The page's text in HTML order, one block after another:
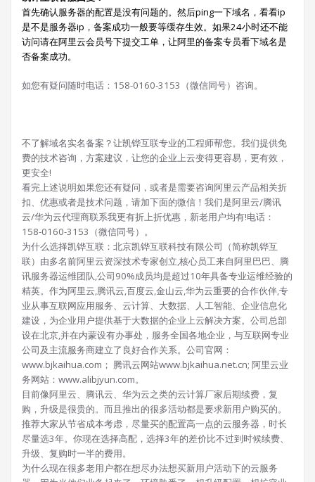
首先确认服务器的配置是没有问题的。然后ping一下域名，看看ip
是不是服务器ip，备案成功一般要等缓存生效。如果24小时还不能
访问请在阿里云会员号下提交工单，让阿里的备案专员看下域名是
否备案成功。
如您有疑问随时电话：158-0160-3153（微信同号）咨询。
不了解域名实名备案？让凯铧互联专业的工程师帮您。我们提供免
费的技术咨询，方案建议，让您的企业上云变得更容易，更有效，
更安全!
看完上述说明如果您还有疑问，或者是需要咨询阿里云产品相关折
扣、优惠或者是技术问题，请加下面的微信！我们是阿里云/腾讯
云/华为云代理商联系我更有折上折优惠，新老用户均有!电话：
158-0160-3153（微信同号）。
为什么选择凯铧互联：北京凯铧互联科技有限公司（简称凯铧互
联）由多名前阿里云资深技术专家创立,核心员工来自阿里巴巴、腾
讯服务器运维团队,公司90%成员均是超过10年具备专业运维经验的
精英。作为阿里云,腾讯云,百度云,金山云,华为云重要的合作伙伴,专
业从事互联网应用服务、云计算、大数据、人工智能、企业信息化
建设，为企业用户提供基于大数据的企业上云解决方案。公司总部
设在北京,并在内蒙设有办事处，服务全国各地企业，与互联网专业
公司及主流服务商建立了良好合作关系。公司官网：
www.bjkaihua.com； 腾讯云网站www.bjkaihua.net.cn; 阿里云业
务网站：www.alibjyun.com。
目前像阿里云、腾讯云、华为云之类的云计算厂家后期续费，复
购，升级是很贵的。而且推出的很多活动都是要求新用户购买的。
推荐大家从节省成本考虑，尽量买的配置高一点的云服务器，时长
尽量选3年。你现在选择高配，选择3年的差价比不过到时候续费、
升级、复购时一半的费用。
为什么现在很多老用户都在想尽办法想买新用户活动下的云服务